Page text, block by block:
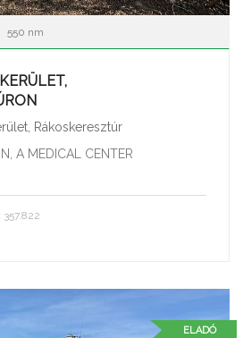
550 nm
Rákoskeresztúr
A MEDICAL CENTER
ELADÓ